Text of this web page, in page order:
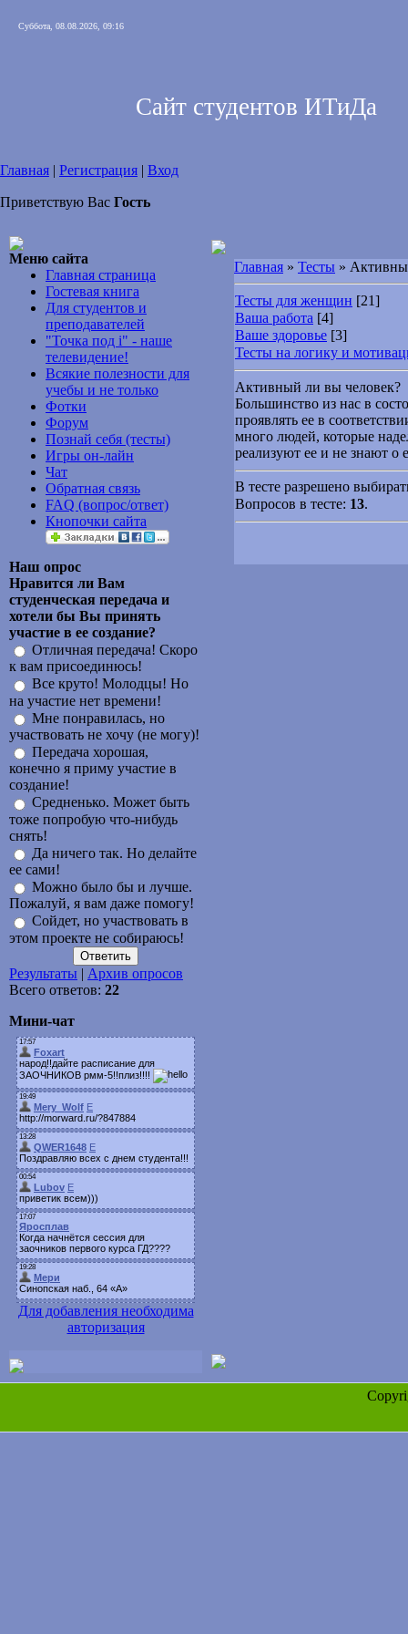
Суббота, 08.08.2026, 09:16
Сайт студентов ИТиДа
Главная | Регистрация | Вход
Приветствую Вас Гость
Меню сайта
Главная страница
Гостевая книга
Для студентов и
преподавателей
"Точка под i" - наше
телевидение!
Всякие полезности для
учебы и не только
Фотки
Форум
Познай себя (тесты)
Игры он-лайн
Чат
Обратная связь
FAQ (вопрос/ответ)
Кнопочки сайта
Наш опрос
Нравится ли Вам
студенческая передача и
хотели бы Вы принять
участие в ее создание?
Отличная передача! Скоро
к вам присоединюсь!
Все круто! Молодцы! Но
на участие нет времени!
Мне понравилась, но
участвовать не хочу (не могу)!
Передача хорошая,
конечно я приму участие в
создание!
Средненько. Может быть
тоже попробую что-нибудь
снять!
Да ничего так. Но делайте
ее сами!
Можно было бы и лучше.
Пожалуй, я вам даже помогу!
Сойдет, но участвовать в
этом проекте не собираюсь!
Результаты | Архив опросов
Всего ответов: 22
Мини-чат
Для добавления необходима
авторизация
Главная » Тесты »
Тесты для женщин [21]
Ваша работа [4]
Ваше здоровье [3]
Тесты на логику и
Активный ли вы человек?
Большинство из нас в
проявлять ее в
много людей, которые
реализуют ее и не знают о
В тесте разрешено
Вопросов в тесте: 13.